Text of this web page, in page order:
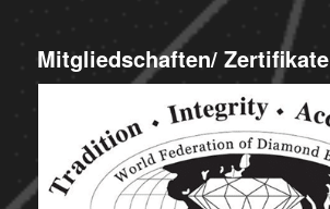
Mitgliedschaften/ Zertifikate